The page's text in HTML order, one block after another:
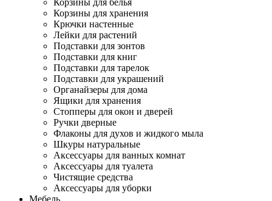
Корзины для белья
Корзины для хранения
Крючки настенные
Лейки для растений
Подставки для зонтов
Подставки для книг
Подставки для тарелок
Подставки для украшений
Органайзеры для дома
Ящики для хранения
Стопперы для окон и дверей
Ручки дверные
Флаконы для духов и жидкого мыла
Шкуры натуральные
Аксессуары для ванных комнат
Аксессуары для туалета
Чистящие средства
Аксессуары для уборки
Мебель